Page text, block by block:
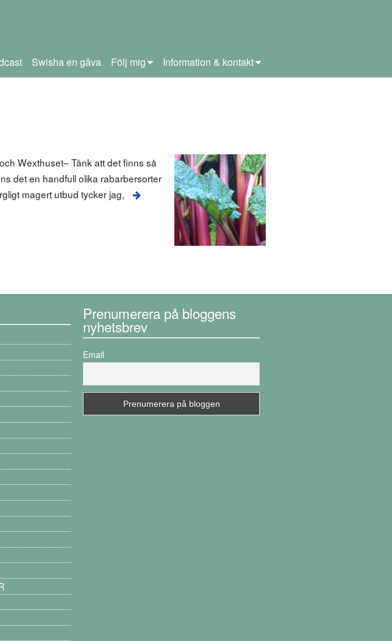
Swisha en gåva Följ mig Information & kontakt
Wexthuset– Tänk att det finns så
det en handfull olika rabarbersorter
magert utbud tycker jag,
Prenumerera på bloggens
nyhetsbrev
Email